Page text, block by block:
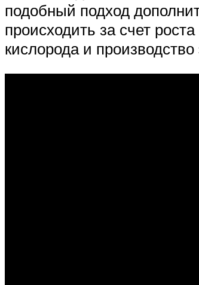
подобный подход
происходить за счет
кислорода и